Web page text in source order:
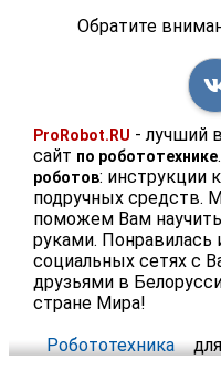
Обратите
ProRobot.RU - лучший
сайт по робототехнике
роботов: инструкции
подручных средств.
поможем Вам
руками.
социальных сетях с
друзьями в
стране Мира!
Робототехника